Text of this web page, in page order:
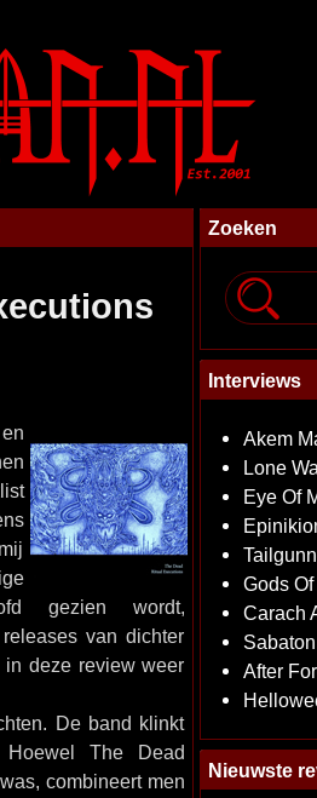
gezien wordt,
van dichter
deze review weer
De band klinkt
The Dead
combineert men
Zoeken
Interviews
Akem
Lone
Eye Of
Gods
Carach
Sabaton
After
Nieuwste